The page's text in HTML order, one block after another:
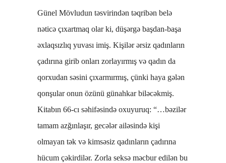
Günel Mövludun təsvirindən təqribən belə
nəticə çıxartmaq olar ki, düşərgə başdan-başa
əxlaqsızlıq yuvası imiş. Kişilər ərsiz qadınların
çadırına girib onları zorlayırmış və qadın da
qorxudan səsini çıxarmırmış, çünki haya gələn
qonşular onun özünü günahkar biləcəkmiş.
Kitabın 66-cı səhifəsində oxuyuruq: “…bəzilər
tamam azğınlaşır, gecələr ailəsində kişi
olmayan tək və kimsəsiz qadınların çadırına
hücum çəkirdilər. Zorla seksə məcbur edilən bu